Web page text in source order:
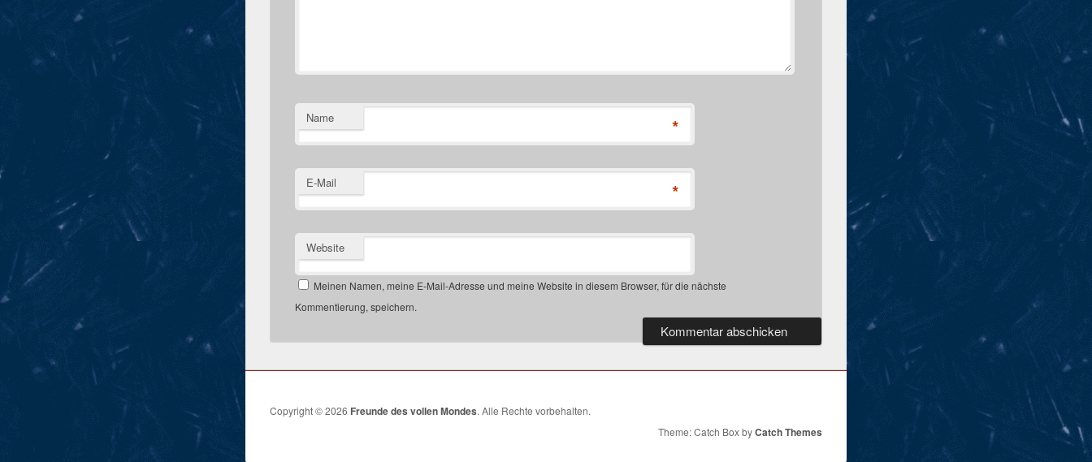
Name *
E-Mail *
Website
Meinen Namen, meine E-Mail-Adresse und meine Website in diesem Browser, für die nächste
Kommentierung, speichern.
Copyright © 2026 Freunde des vollen Mondes. Alle Rechte vorbehalten.
Theme: Catch Box byCatch Themes